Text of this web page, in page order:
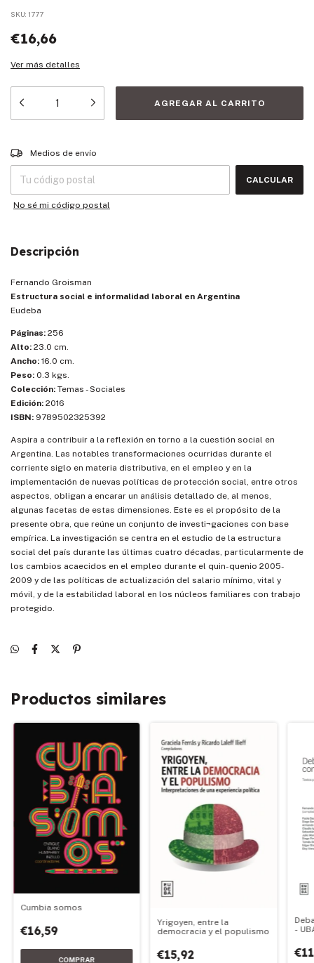
SKU: 1777
€16,66
Ver más detalles
Entregas para el CP:
Medios de envío
CALCULAR
No sé mi código postal
Descripción
Fernando Groisman
Estructura social e informalidad laboral en Argentina
Eudeba
Páginas: 256
Alto: 23.0 cm.
Ancho: 16.0 cm.
Peso: 0.3 kgs.
Colección: Temas - Sociales
Edición: 2016
ISBN: 9789502325392
Aspira a contribuir a la reflexión en torno a la cuestión social en
Argentina. Las notables transformaciones ocurridas durante el
corriente siglo en materia distributiva, en el empleo y en la
implementación de nuevas políticas de protección social, entre otros
aspectos, obligan a encarar un análisis detallado de, al menos,
algunas facetas de estas dimensiones. Este es el propósito de la
presente obra, que reúne un conjunto de investi¬gaciones con base
empírica. La investigación se centra en el estudio de la estructura
social del país durante las últimas cuatro décadas, particularmente de
los cambios acaecidos en el empleo durante el quin-quenio 2005-
2009 y de las políticas de actualización del salario mínimo, vital y
móvil, y de la estabilidad laboral en los núcleos familiares con trabajo
protegido.
Productos similares
Cumbia somos
€16,59
Yrigoyen, entre la
democracia y el populismo
€15,92
-